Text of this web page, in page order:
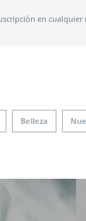
en cualquier
Belleza